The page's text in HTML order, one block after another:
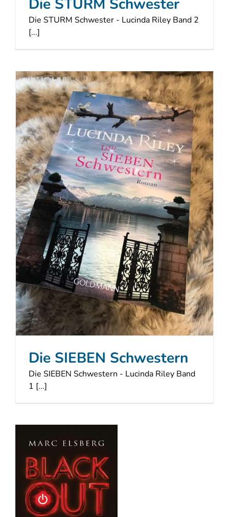
Die STURM Schwester
Die STURM Schwester - Lucinda Riley Band 2
[...]
Die SIEBEN Schwestern
Die SIEBEN Schwestern - Lucinda Riley Band
1 [...]